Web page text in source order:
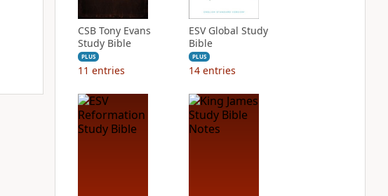
CSB Tony Evans
Study Bible
PLUS
11 entries
ESV Global Study
Bible
PLUS
14 entries